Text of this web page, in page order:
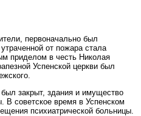
первоначально был
от пожара стала
приделом в честь Николая
Успенской церкви был
закрыт, здания и имущество
В советское время в Успенском
психиатрической больницы.